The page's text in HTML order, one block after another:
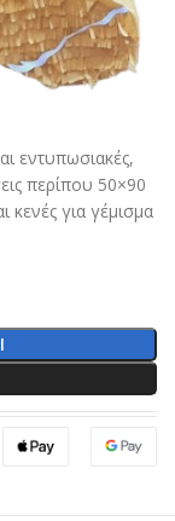
εντυπωσιακές,
περίπου 50×90
κενές για γέμισμα